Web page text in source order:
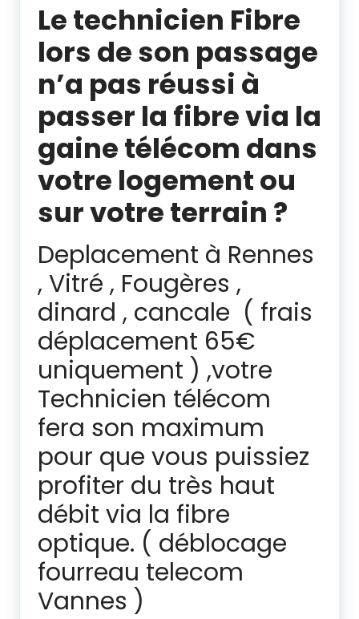
Le technicien Fibre
lors de son passage
n’a pas réussi à
passer la fibre via la
gaine télécom dans
votre logement ou
sur votre terrain ?
Deplacement à Rennes
, Vitré , Fougères ,
dinard , cancale ( frais
déplacement 65€
uniquement ) ,votre
Technicien télécom
fera son maximum
pour que vous puissiez
profiter du très haut
débit via la fibre
optique. ( déblocage
fourreau telecom
Vannes )